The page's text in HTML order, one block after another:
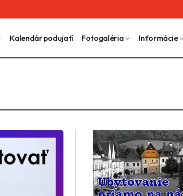
Kalendár podujatí Fotogaléria Informácie